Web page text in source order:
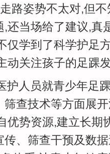
路姿势不太对,但
还当场给了建议,真
仅学到了科学护足
动关注孩子的足踝
护人员就青少年足
筛查技术等方面展
优势资源,建立长期
、筛查干预及数